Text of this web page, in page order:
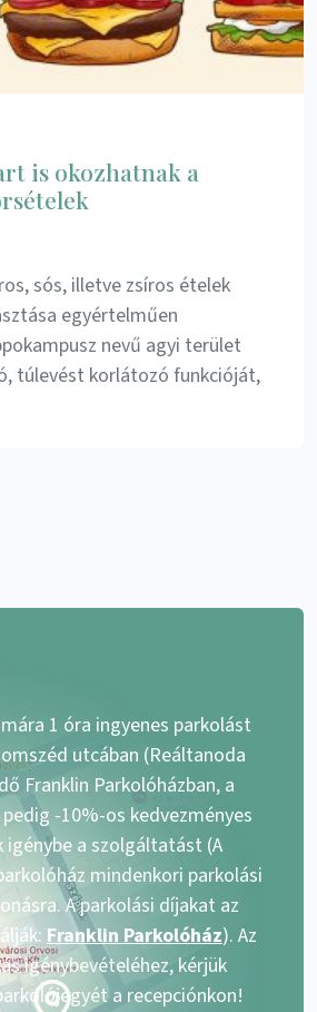
is okozhatnak a
sós, illetve zsíros ételek
egyértelműen
nevű agyi terület
túlevést korlátozó funkcióját,
1 óra ingyenes parkolást
utcában (Reáltanoda
Franklin Parkolóházban, a
-10%-os kedvezményes
a szolgáltatást (A
mindenkori parkolási
A parkolási díjakat az
Franklin Parkolóház). Az
igénybevételéhez, kérjük
a recepciónkon!